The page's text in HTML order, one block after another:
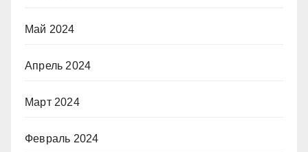
Май 2024
Апрель 2024
Март 2024
Февраль 2024